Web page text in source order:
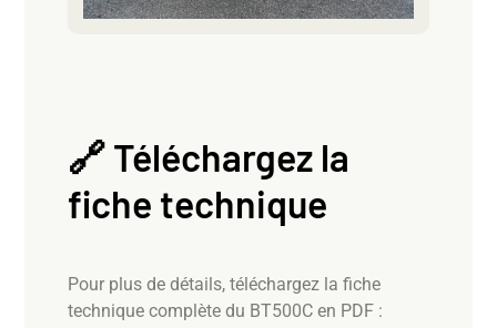
🔗 Téléchargez la
fiche technique
Pour plus de détails, téléchargez la fiche
technique complète du BT500C en PDF :